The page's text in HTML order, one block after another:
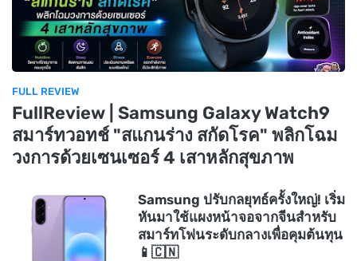
FULL REVIEW
FullReview | Samsung Galaxy Watch9
สมาร์ทวอทช์ "สแกนร่าง สกัดโรค" พลิกโฉม
วงการด้วยเซนเซอร์ 4 เสาหลักสุขภาพ
Samsung ปรับกลยุทธ์ครั้งใหญ่! เริ่ม
หันมาใช้แผงหน้าจอจากจีนสำหรับ
สมาร์ทโฟนระดับกลางเพื่อคุมต้นทุน
📱🇨🇳